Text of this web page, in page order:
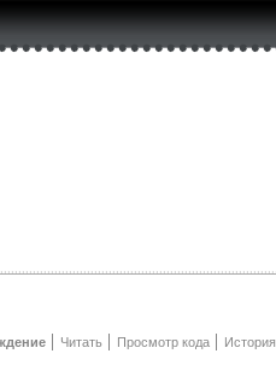
Читать Просмотр кода История